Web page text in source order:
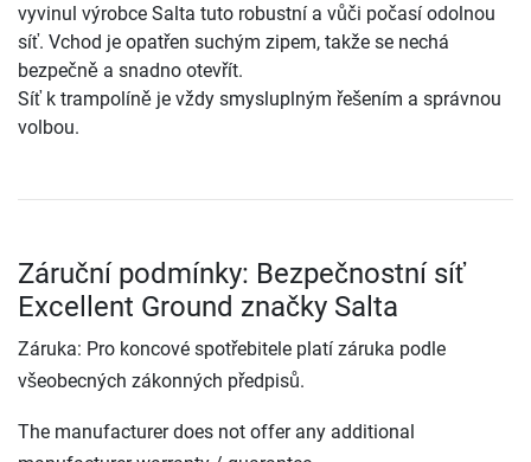
vyvinul výrobce Salta tuto robustní a vůči počasí odolnou
síť. Vchod je opatřen suchým zipem, takže se nechá
bezpečně a snadno otevřít.
Síť k trampolíně je vždy smysluplným řešením a správnou
volbou.
Záruční podmínky: Bezpečnostní síť
Excellent Ground značky Salta
Záruka: Pro koncové spotřebitele platí záruka podle
všeobecných zákonných předpisů.
The manufacturer does not offer any additional